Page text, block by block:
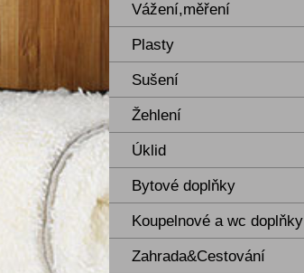
Vážení,měření
Plasty
Sušení
Žehlení
Úklid
Bytové doplňky
Koupelnové a wc doplňky
Zahrada&Cestování